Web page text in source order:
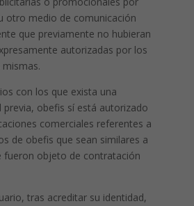
otro medio de comunicación
que previamente no hubieran
autorizadas por los
con los que exista una
obefis sí está autorizado
comerciales referentes a
de obefis que sean similares a
fueron objeto de contratación
tras acreditar su identidad,